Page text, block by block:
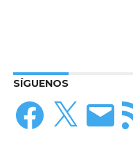
SÍGUENOS
Facebook
X
Correo